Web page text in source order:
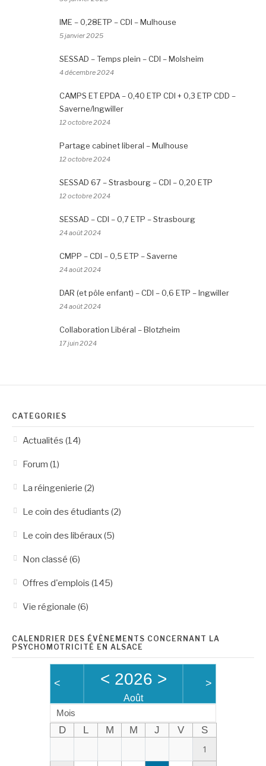
IME – 0,28ETP – CDI – Mulhouse
5 janvier 2025
SESSAD – Temps plein – CDI – Molsheim
4 décembre 2024
CAMPS ET EPDA – 0,40 ETP CDI + 0,3 ETP CDD –
Saverne/Ingwiller
12 octobre 2024
Partage cabinet liberal – Mulhouse
12 octobre 2024
SESSAD 67 – Strasbourg – CDI – 0,20 ETP
12 octobre 2024
SESSAD – CDI – 0,7 ETP – Strasbourg
24 août 2024
CMPP – CDI – 0,5 ETP – Saverne
24 août 2024
DAR (et pôle enfant) – CDI – 0,6 ETP – Ingwiller
24 août 2024
Collaboration Libéral – Blotzheim
17 juin 2024
CATÉGORIES
Actualités (14)
Forum (1)
La réingenierie (2)
Le coin des étudiants (2)
Le coin des libéraux(5)
Non classé (6)
Offres d'emplois (145)
Vie régionale (6)
CALENDRIER DES ÉVÈNEMENTS CONCERNANT LA
PSYCHOMOTRICITÉ EN ALSACE
< < 2026 >
Août
>
Mois
D L M M J V
S
1